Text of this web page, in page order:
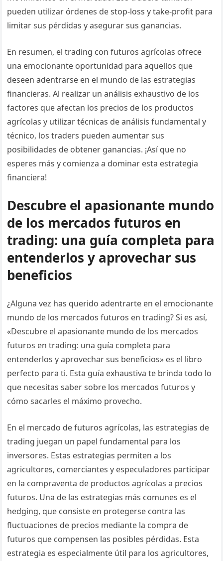
pueden utilizar órdenes de stop-loss y take-profit para
limitar sus pérdidas y asegurar sus ganancias.
En resumen, el trading con futuros agrícolas ofrece
una emocionante oportunidad para aquellos que
deseen adentrarse en el mundo de las estrategias
financieras. Al realizar un análisis exhaustivo de los
factores que afectan los precios de los productos
agrícolas y utilizar técnicas de análisis fundamental y
técnico, los traders pueden aumentar sus
posibilidades de obtener ganancias. ¡Así que no
esperes más y comienza a dominar esta estrategia
financiera!
Descubre el apasionante mundo
de los mercados futuros en
trading: una guía completa para
entenderlos y aprovechar sus
beneficios
¿Alguna vez has querido adentrarte en el emocionante
mundo de los mercados futuros en trading? Si es así,
«Descubre el apasionante mundo de los mercados
futuros en trading: una guía completa para
entenderlos y aprovechar sus beneficios» es el libro
perfecto para ti. Esta guía exhaustiva te brinda todo lo
que necesitas saber sobre los mercados futuros y
cómo sacarles el máximo provecho.
En el mercado de futuros agrícolas, las estrategias de
trading juegan un papel fundamental para los
inversores. Estas estrategias permiten a los
agricultores, comerciantes y especuladores participar
en la compraventa de productos agrícolas a precios
futuros. Una de las estrategias más comunes es el
hedging, que consiste en protegerse contra las
fluctuaciones de precios mediante la compra de
futuros que compensen las posibles pérdidas. Esta
estrategia es especialmente útil para los agricultores,